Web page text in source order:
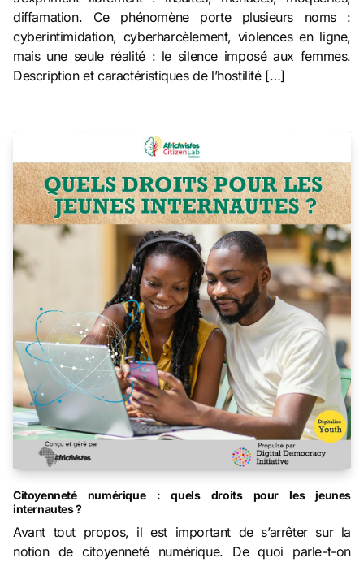
diffamation. Ce phénomène porte plusieurs noms :
cyberintimidation, cyberharcèlement, violences en ligne,
mais une seule réalité : le silence imposé aux femmes.
Description et caractéristiques de l’hostilité […]
Citoyenneté numérique : quels droits pour les jeunes
internautes ?
Avant tout propos, il est important de s’arrêter sur la
notion de citoyenneté numérique. De quoi parle-t-on